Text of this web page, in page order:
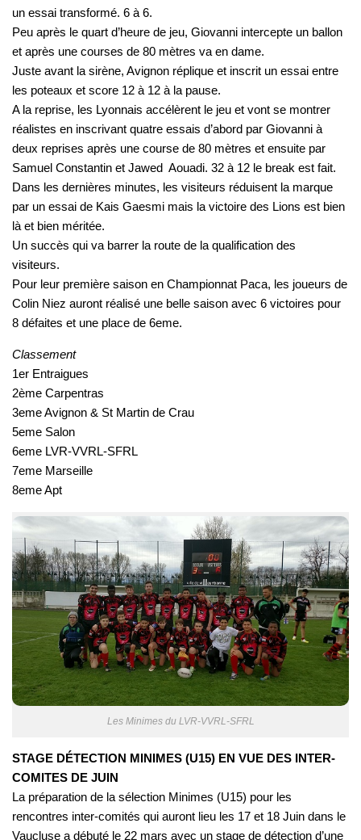
un essai transformé. 6 à 6.
Peu après le quart d’heure de jeu, Giovanni intercepte un ballon
et après une courses de 80 mètres va en dame.
Juste avant la sirène, Avignon réplique et inscrit un essai entre
les poteaux et score 12 à 12 à la pause.
A la reprise, les Lyonnais accélèrent le jeu et vont se montrer
réalistes en inscrivant quatre essais d’abord par Giovanni à
deux reprises après une course de 80 mètres et ensuite par
Samuel Constantin et Jawed Aouadi. 32 à 12 le break est fait.
Dans les dernières minutes, les visiteurs réduisent la marque
par un essai de Kais Gaesmi mais la victoire des Lions est bien
là et bien méritée.
Un succès qui va barrer la route de la qualification des
visiteurs.
Pour leur première saison en Championnat Paca, les joueurs de
Colin Niez auront réalisé une belle saison avec 6 victoires pour
8 défaites et une place de 6eme.
Classement
1er Entraigues
2ème Carpentras
3eme Avignon & St Martin de Crau
5eme Salon
6eme LVR-VVRL-SFRL
7eme Marseille
8eme Apt
Les Minimes du LVR-VVRL-SFRL
STAGE DÉTECTION MINIMES (U15) EN VUE DES INTER-
COMITES DE JUIN
La préparation de la sélection Minimes (U15) pour les
rencontres inter-comités qui auront lieu les 17 et 18 Juin dans le
Vaucluse a débuté le 22 mars avec un stage de détection d’une